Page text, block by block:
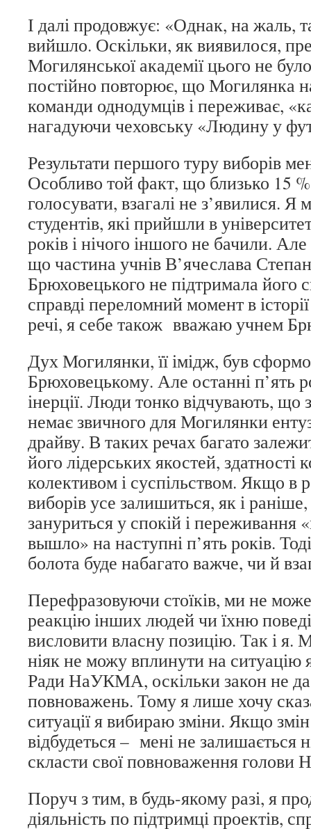
І далі продовжує: «Однак, на жаль,
вийшло. Оскільки, як виявилося,
Могилянської академії цього не
постійно повторює, що Могилянка
команди однодумців і переживає,
нагадуючи чеховську «Людину у
Результати першого туру виборів
Особливо той факт, що близько 15
голосувати, взагалі не з’явилися. Я
студентів, які прийшли в
років і нічого іншого не бачили.
що частина учнів В’ячеслава
Брюховецького не підтримала його
справді переломний момент в
речі, я себе також вважаю учнем
Дух Могилянки, її імідж, був
Брюховецькому. Але останні п’ять
інерції. Люди тонко відчувають, що
немає звичного для Могилянки
драйву. В таких речах багато
його лідерських якостей, здатності
колективом і суспільством. Якщо в
виборів усе залишиться, як і
зануриться у спокій і переживання
вышло» на наступні п’ять років.
болота буде набагато важче, чи й
Перефразовуючи стоїків, ми не
реакцію інших людей чи їхню
висловити власну позицію. Так і я.
ніяк не можу вплинути на ситуацію
Ради НаУКМА, оскільки закон не
повноважень. Тому я лише хочу
ситуації я вибираю зміни. Якщо
відбудеться – мені не залишається
скласти свої повноваження голови
Поруч з тим, в будь-якому разі, я
діяльність по підтримці проектів,